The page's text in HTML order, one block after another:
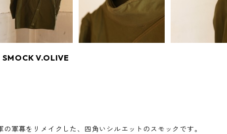
V.OLIVE
軍幕をリメイクした、四角いシルエットのスモックです。